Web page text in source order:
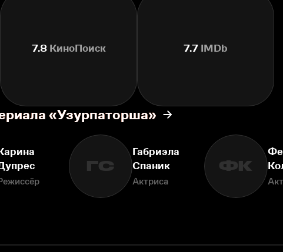
7.8КиноПоиск 7.7IMDb
«Узурпаторша»
ГС
Габриэла
Спаник
Актриса
ФК